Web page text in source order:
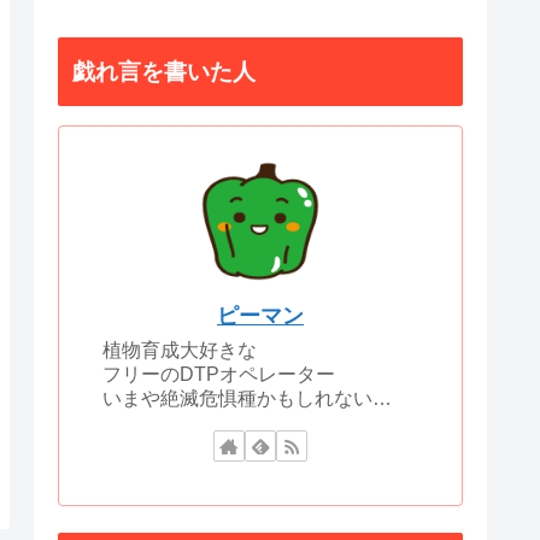
戯れ言を書いた人
ピーマン
植物育成大好きな
フリーのDTPオペレーター
いまや絶滅危惧種かもしれない…